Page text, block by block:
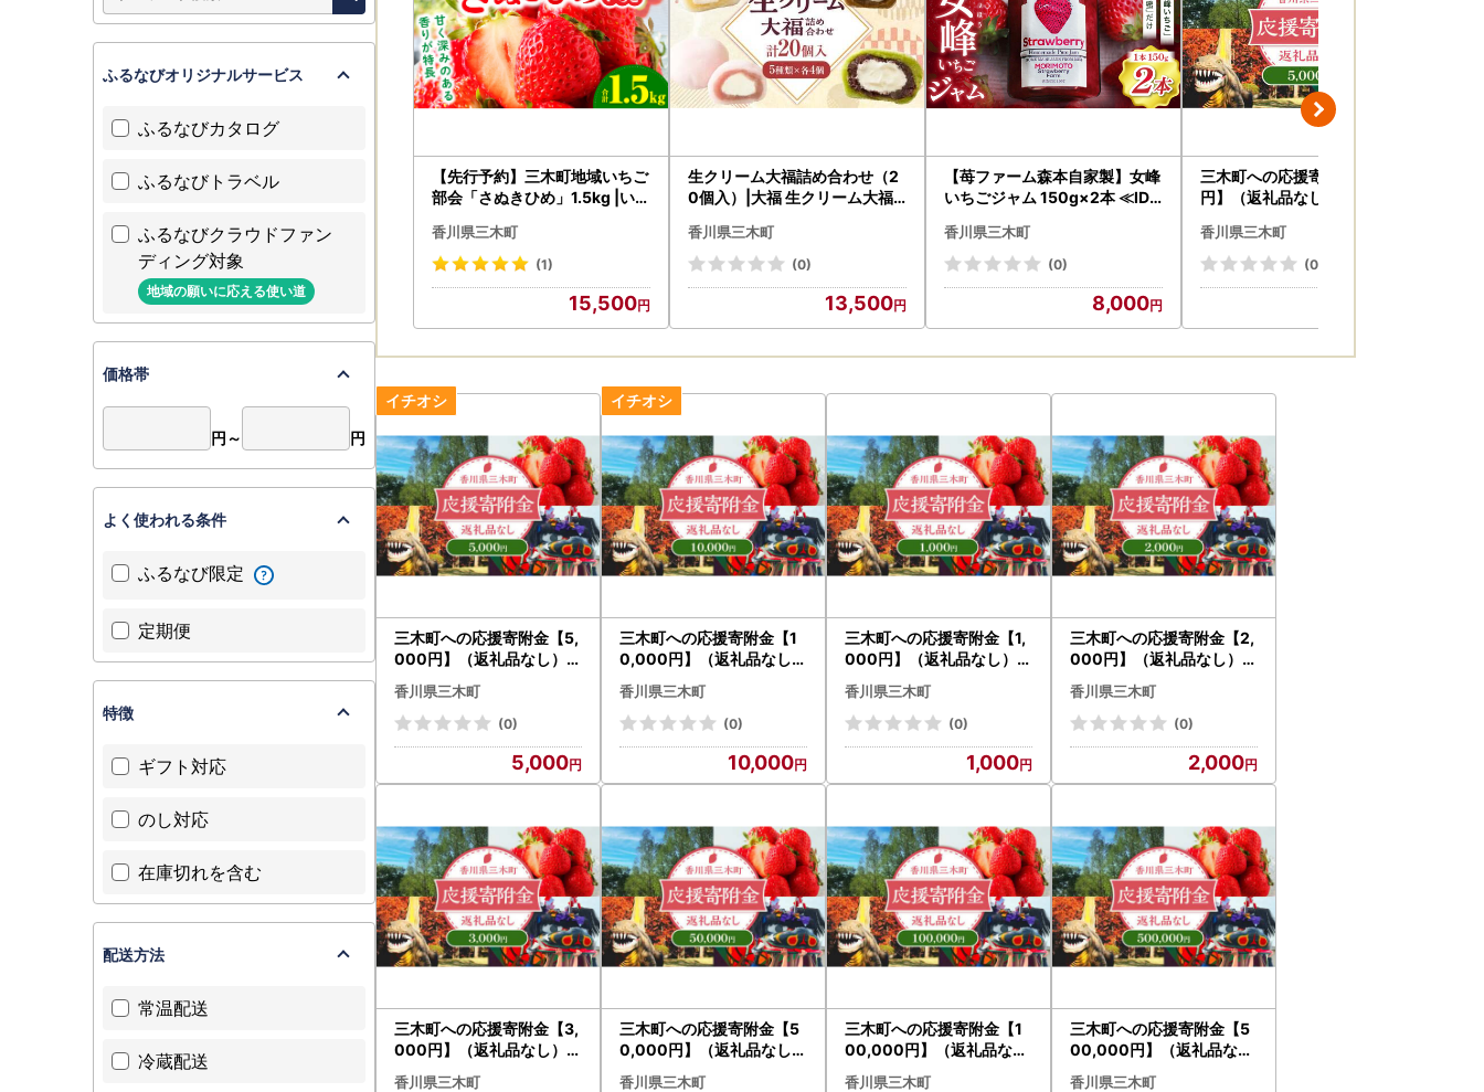
お問い合わせメールアドレス support@miki.furusato-lg.jp
平日9時～18時 ※土日祝日、GW、年末年始は休業となります。
【先行予約】三木町地域いちご
部会「さぬきひめ」1.5kg |いち
め 希少 甘い スイーツ ストロベ
リー 冷蔵 1kg以上 旬 果物 フル
ジナルデザート おすすめ|_mk
香川県三木町
(1)
15,500
生クリーム大福詰め合わせ（2
0個入）|大福 生クリーム大福
ーツ 詰め合わせ 香川県 三木町|
_mk021-001
香川県三木町
(0)
13,500
【苺ファーム森本自家製】女峰
いちごジャム 150g×2本 ≪IDO
ちご ストロベリー 女峰 苺 ジャ
ム いちごジャム フルーツ 旬 果
プレゼント 贈り物 おすすめ|_
香川県三木町
(0)
8,000
三木町への応援寄附金【5,000
円】（返礼品なし）_mk167-0
香川県三木町
(0)
三木町への応援寄附金【5,
000円】（返礼品なし）_
mk167-004
香川県三木町
(0)
5,000
三木町への応援寄附金【1
0,000円】（返礼品なし）
_mk167-005
香川県三木町
(0)
10,000
三木町への応援寄附金【1,
000円】（返礼品なし）_
mk167-001
香川県三木町
(0)
1,000
三木町への応援寄附金【2,
000円】（返礼品なし）_
mk167-002
香川県三木町
(0)
2,000
三木町への応援寄附金【3,
000円】（返礼品なし）_
mk167-003
香川県三木町
三木町への応援寄附金【5
0,000円】（返礼品なし）
_mk167-006
香川県三木町
三木町への応援寄附金【1
00,000円】（返礼品なし
）_mk167-007
香川県三木町
三木町への応援寄附金【5
00,000円】（返礼品なし
）_mk167-008
香川県三木町
ふるなびオリジナルサービス
ふるなびカタログ
ふるなびトラベル
ふるなびクラウドファン
ディング対象
地域の願いに応える使い道
価格帯
円～ 円
よく使われる条件
ふるなび限定
定期便
特徴
ギフト対応
のし対応
在庫切れを含む
配送方法
常温配送
冷蔵配送